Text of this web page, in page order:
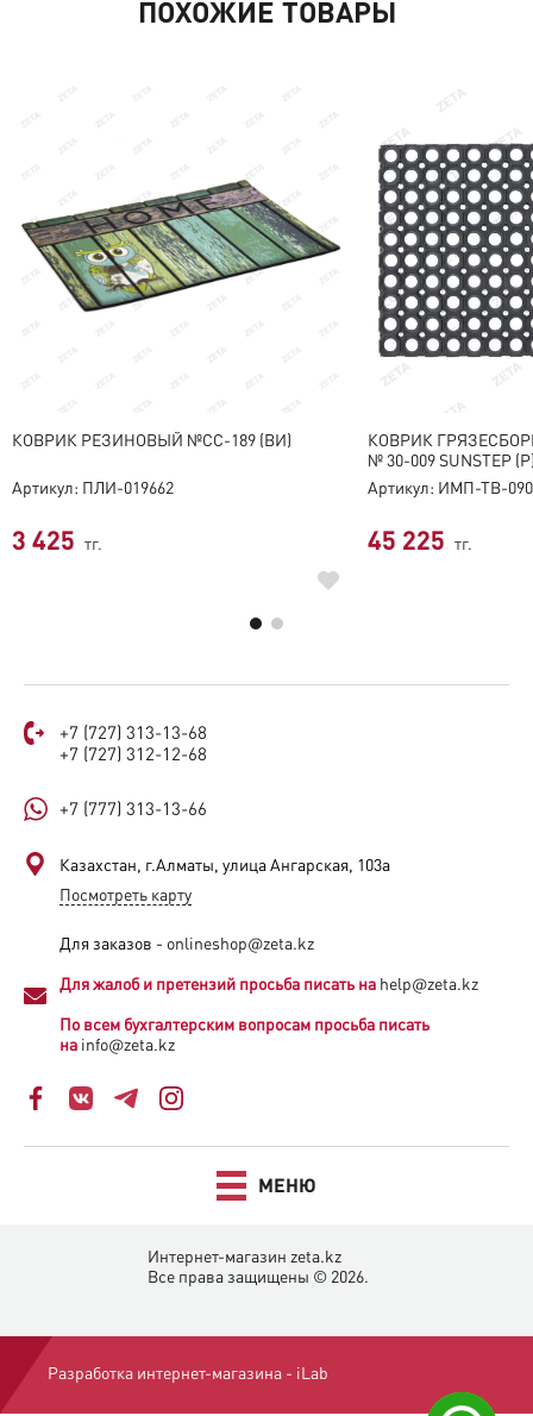
ПОХОЖИЕ ТОВАРЫ
КОВРИК РЕЗИНОВЫЙ №CC-189 (ВИ)
Артикул: ПЛИ-019662
3 425 тг.
КОВРИК
№ 30-009 SUNSTEP
Артикул: ИМП-ТВ-
45 225 тг.
+7 (727) 313-13-68
+7 (727) 312-12-68
+7 (777) 313-13-66
Казахстан, г.Алматы, улица Ангарская, 103а​
Посмотреть карту
Для заказов - onlineshop@zeta.kz
Для жалоб и претензий просьба писать на help@zeta.kz
По всем бухгалтерским вопросам просьба писать
на info@zeta.kz
МЕНЮ
Интернет-магазин zeta.kz
Все права защищены © 2026.
Разработка интернет-магазина - iLab